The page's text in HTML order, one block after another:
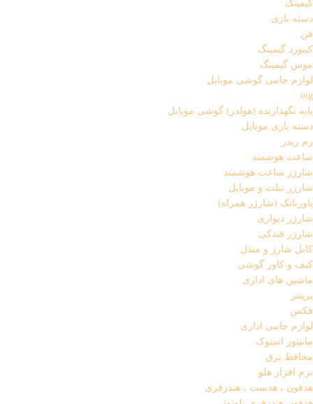
گیمینگ
دسته بازی
فن
کیبورد گیمینگ
موس گیمینگ
لوازم جانبی گوشی موبایل
otg
پایه نگهدارنده (هولدر) گوشی موبایل
دسته بازی موبایل
رم ریدر
ساعت هوشمند
شارژر ساعت هوشمند
شارژر تبلت و موبایل
پاوربانک (شارژر همراه)
شارژر دیواری
شارژر فندکی
کابل شارژ و مبدل
کیف و کاور گوشی
ماشین های اداری
پرینتر
فکس
لوازم جانبی اداری
مانیتور استوک
محافظ برق
نرم افزار هلو
هدفون ، هدست ، هندزفری